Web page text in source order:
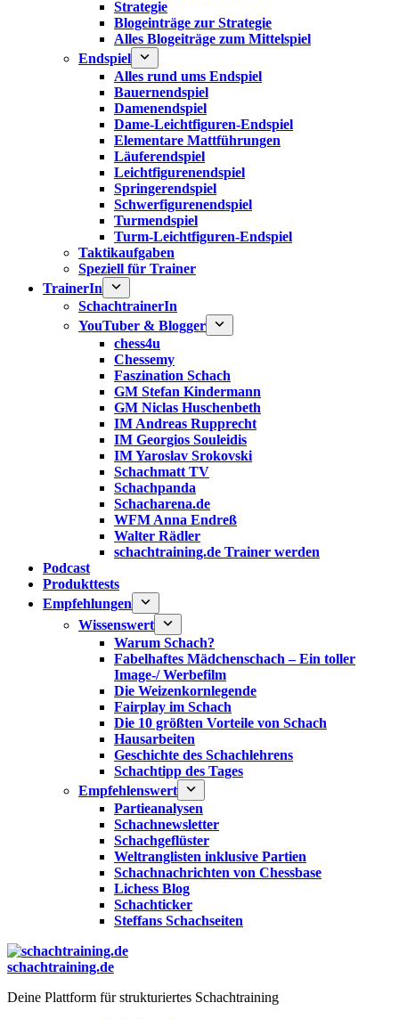
Strategie
Blogeinträge zur Strategie
Alles Blogeiträge zum Mittelspiel
Endspiel
Alles rund ums Endspiel
Bauernendspiel
Damenendspiel
Dame-Leichtfiguren-Endspiel
Elementare Mattführungen
Läuferendspiel
Leichtfigurenendspiel
Springerendspiel
Schwerfigurenendspiel
Turmendspiel
Turm-Leichtfiguren-Endspiel
Taktikaufgaben
Speziell für Trainer
TrainerIn
SchachtrainerIn
YouTuber & Blogger
chess4u
Chessemy
Faszination Schach
GM Stefan Kindermann
GM Niclas Huschenbeth
IM Andreas Rupprecht
IM Georgios Souleidis
IM Yaroslav Srokovski
Schachmatt TV
Schachpanda
Schacharena.de
WFM Anna Endreß
Walter Rädler
schachtraining.de Trainer werden
Podcast
Produkttests
Empfehlungen
Wissenswert
Warum Schach?
Fabelhaftes Mädchenschach – Ein toller
Image-/ Werbefilm
Die Weizenkornlegende
Fairplay im Schach
Die 10 größten Vorteile von Schach‎
Hausarbeiten
Geschichte des Schachlehrens
Schachtipp des Tages
Empfehlenswert
Partieanalysen
Schachnewsletter
Schachgeflüster
Weltranglisten inklusive Partien
Schachnachrichten von Chessbase
Lichess Blog
Schachticker
Steffans Schachseiten
schachtraining.de
Deine Plattform für strukturiertes Schachtraining